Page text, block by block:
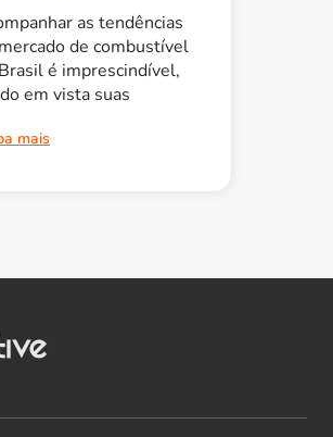
as tendências
de combustível
é imprescindível,
em vista suas
mais